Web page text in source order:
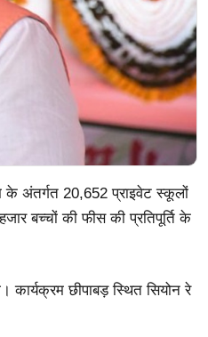
के अंतर्गत 20,652 प्राइवेट स्कूलों
बच्चों की फीस की प्रतिपूर्ति के
छीपाबड़ स्थित सियोन रे